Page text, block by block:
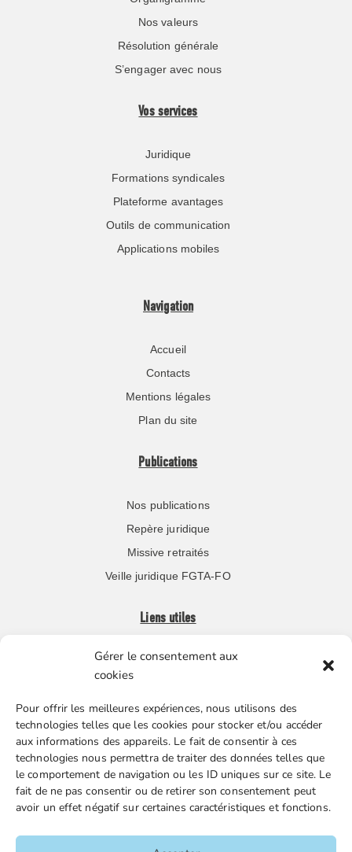
Gérer le consentement aux
cookies
Pour offrir les meilleures expériences, nous utilisons des
technologies telles que les cookies pour stocker et/ou accéder
aux informations des appareils. Le fait de consentir à ces
technologies nous permettra de traiter des données telles que
le comportement de navigation ou les ID uniques sur ce site. Le
fait de ne pas consentir ou de retirer son consentement peut
avoir un effet négatif sur certaines caractéristiques et fonctions.
Nos valeurs
Résolution générale
S’engager avec nous
Vos services
Juridique
Formations syndicales
Plateforme avantages
Outils de communication
Applications mobiles
Navigation
Accueil
Contacts
Mentions légales
Plan du site
Publications
Nos publications
Repère juridique
Missive retraités
Veille juridique FGTA-FO
Liens utiles
Boutique en ligne
Nos partenaires
Gestion des cookies
FGTA-FO / 15 avenue Victor Hugo – 92170 Vanves / 01 86